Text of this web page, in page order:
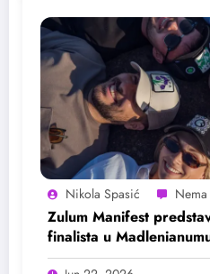
Nikola Spasić
Zulum Manifest
finalista u